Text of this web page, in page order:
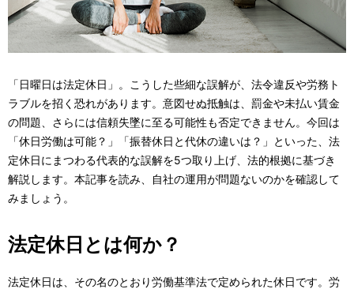
す
。
ン
「日曜日は法定休日」。こうした些細な誤解が、法令違反や労務ト
ラブルを招く恐れがあります。意図せぬ抵触は、罰金や未払い賃金
の問題、さらには信頼失墜に至る可能性も否定できません。今回は
「休日労働は可能？」「振替休日と代休の違いは？」といった、法
定休日にまつわる代表的な誤解を5つ取り上げ、法的根拠に基づき
解説します。本記事を読み、自社の運用が問題ないのかを確認して
みましょう。
法定休日とは何か？
法定休日は、その名のとおり労働基準法で定められた休日です。労